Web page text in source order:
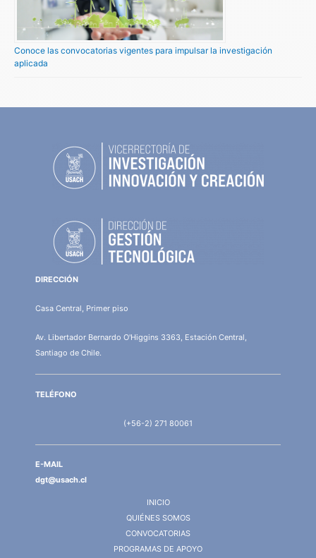
Conoce las convocatorias vigentes para impulsar la investigación
aplicada
DIRECCIÓN
Casa Central, Primer piso
Av. Libertador Bernardo O'Higgins 3363, Estación Central,
Santiago de Chile.
TELÉFONO
(+56-2) 271 80061
E-MAIL
dgt@usach.cl
INICIO
QUIÉNES SOMOS
CONVOCATORIAS
PROGRAMAS DE APOYO